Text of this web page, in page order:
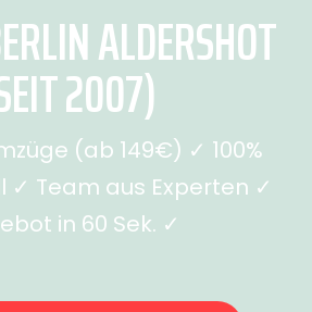
ALDERSHOT
2007)
(ab 149€) ✓ 100%
✓ Team aus Experten ✓
in 60 Sek. ✓